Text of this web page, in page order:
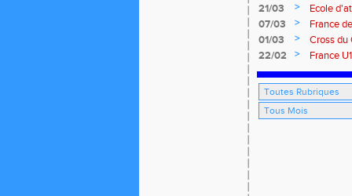
21/03
>
Ecole
07/03
>
France
Brieuc, 7
01/03 >
Cross du
22/02
> France